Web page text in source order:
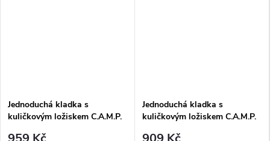
Jednoduchá kladka s
kuličkovým ložiskem C.A.M.P.
Jednoduchá kladka s
kuličkovým ložiskem C.A.M.P.